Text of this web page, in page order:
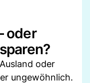
oder
oder
ungewöhnlich.